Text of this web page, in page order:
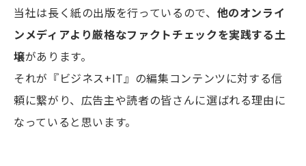
当社は長く紙の出版を行っているので、 他のオンライ
ンメディアより厳格なファクトチェックを実践する土
壌があります。
それが『ビジネス+IT』の編集コンテンツに対する信
頼に繋がり、広告主や読者の皆さんに選ばれる理由に
なっていると思います。